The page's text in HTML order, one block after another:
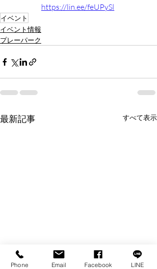
https://lin.ee/feUPySl
イベント
イベント情報
プレーパーク
最新記事 すべて表示
Phone Email Facebook LINE